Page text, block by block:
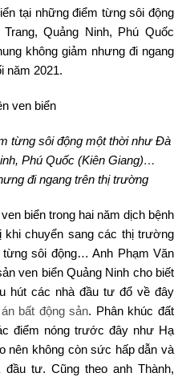
tại những điểm từng sôi động
Quảng Ninh, Phú Quốc
không giảm nhưng đi ngang
năm 2021.
từng sôi động một thời như Đà
Phú Quốc (Kiên Giang)…
đi ngang trên thị trường
biển trong hai năm dịch bệnh
chuyển sang các thị trường
sôi động… Anh Phạm Văn
ven biển Quảng Ninh cho biết
hút các nhà đầu tư đổ về đây
bất động sản. Phân khúc đất
điểm nóng trước đây như Hạ
nên không còn sức hấp dẫn và
tư. Cũng theo anh Thành,